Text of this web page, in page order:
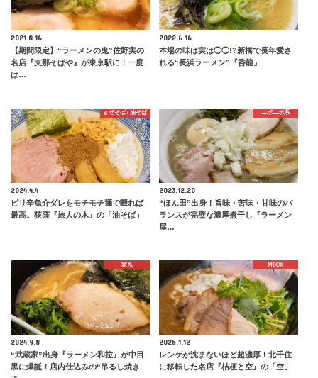
2021.8.16
【期間限定】“ラーメンの鬼”佐野実の
名店『支那そばや』が東京駅に！一度
は…
2022.6.16
本場の味は実は◯◯!?新橋で長年愛さ
れる“長浜ラーメン”『呑龍』
まぜそば / 油そば
2024.4.4
ピリ辛魚介ダレをモチモチ麺で啜れば
最高。荻窪『旅人の木』の「油そば」
ニボニボ系
2023.12.20
“ほん田”出身！旨味・苦味・甘味のバ
ランスが完璧な濃厚煮干し『ラーメン
屋…
家系
2024.9.8
“武蔵家”出身『ラーメン和拉』が中目
黒に爆誕！店内仕込みの“吊るし焼き
MIX系
2025.1.12
レンゲが沈まないほど超濃厚！北千住
に移転した名店『桔梗と空』の「空」